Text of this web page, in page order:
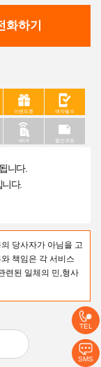
TEL
SMS
화하기
이벤트중 예약필수
Wi-fi 할인쿠폰
니다.
니다.
당사자가 아님을 고
책임은 각 서비스
련된 일체의 민,형사